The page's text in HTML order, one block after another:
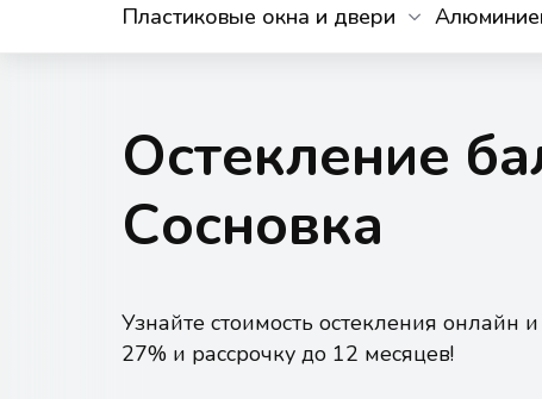
Пластиковые окна и двери
Остекление
Сосновка
Узнайте стоимость остекления онлайн
27% и рассрочку до 12 месяцев!